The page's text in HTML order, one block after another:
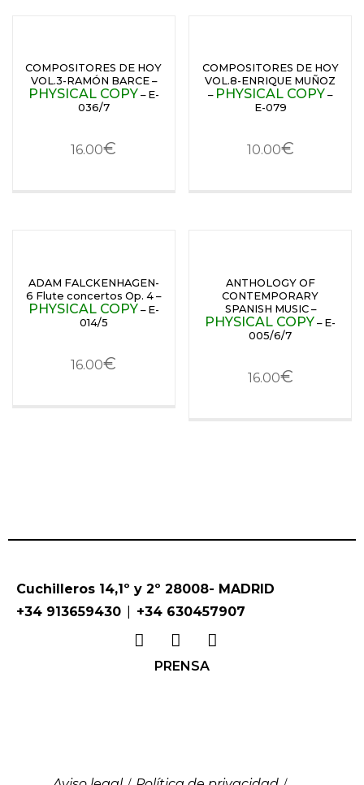
COMPOSITORES DE HOY
VOL.3-RAMÓN BARCE –
PHYSICAL COPY – E-
036/7
16.00€
COMPOSITORES DE HOY
VOL.8-ENRIQUE MUÑOZ
– PHYSICAL COPY –
E-079
10.00€
ADAM FALCKENHAGEN-
6 Flute concertos Op. 4 –
PHYSICAL COPY– E-
014/5
16.00€
ANTHOLOGY OF
CONTEMPORARY
SPANISH MUSIC –
PHYSICAL COPY – E-
005/6/7
16.00€
Cuchilleros 14,1º y 2º 28008- MADRID
+34 913659430 | +34 630457907
PRENSA